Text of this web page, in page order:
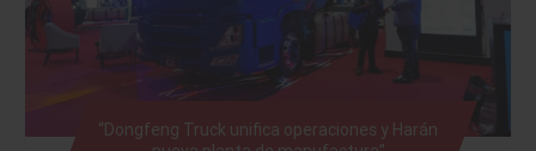
“Dongfeng Truck unifica operaciones y Harán